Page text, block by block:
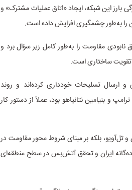
این شبکه، ایجاد «اتاق عملیات مشترک» و
را به‌طور چشمگیری افزایش داده است.
نابودی مقاومت را به‌طور کامل زیر سؤال برد و
تقویت ساختاری است.
و ارسال تسلیحات خودداری کرده‌اند و روند
و بنیامین نتانیاهو بود، عملاً از دستور کار
تل‌آویو، بلکه بر مبنای شروط محور مقاومت در
ده‌گانه ایران و تحقق آتش‌بس در سطح منطقه‌ای